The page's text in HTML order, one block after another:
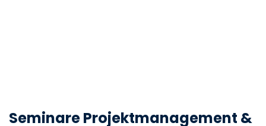
Seminare Projektmanagement &